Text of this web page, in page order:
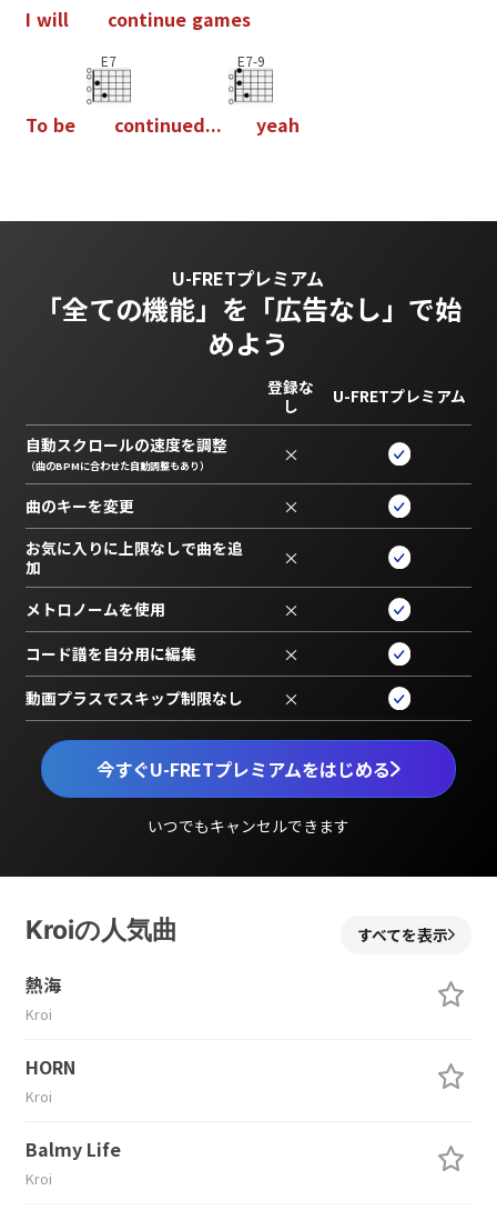
I will continue games
To be
E7
continued...
E7-9
yeah
U-FRETプレミアム
「全ての機能」を 「広告なし」で始
めよう
今すぐU-FRETプレミアムをはじめる
いつでもキャンセルできます
登録な
し
U-FRETプレミアム
自動スクロールの速度を調整
（曲のBPMに合わせた自動調整もあり） ×
曲のキーを変更 ×
お気に入りに上限なしで曲を追
加
×
メトロノームを使用 ×
コード譜を自分用に編集 ×
動画プラスでスキップ制限なし ×
Kroiの人気曲 すべてを表示
熱海
Kroi
HORN
Kroi
Balmy Life
Kroi